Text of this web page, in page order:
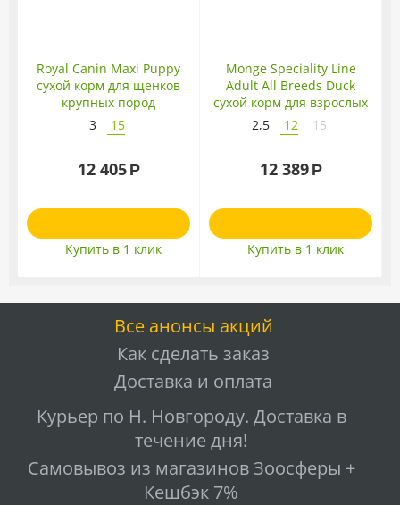
Royal Canin Maxi Puppy
сухой корм для щенков
крупных пород
3
15
12 405 Р
Купить в 1 клик
Monge Speciality Line
Adult All Breeds Duck
сухой корм для взрослых
собак всех пород с уткой
2,5 12 15
12 389 Р
Купить в 1 клик
Все анонсы акций
Как сделать заказ
Доставка и оплата
Курьер по Н. Новгороду. Доставка в
течение дня!
Самовывоз из магазинов Зоосферы +
Кешбэк 7%